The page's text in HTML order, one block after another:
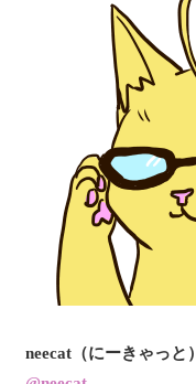
neecat（にーきゃっと）